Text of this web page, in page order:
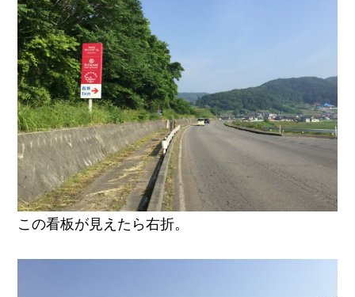
この看板が見えたら右折。